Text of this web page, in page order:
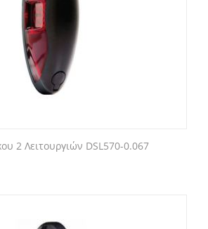
2 Λειτουργιών DSL570-0.067